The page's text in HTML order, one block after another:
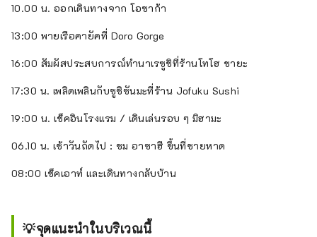
10.00 น. ออกเดินทางจาก โอซาก้า
13:00 พายเรือคายัคที่ Doro Gorge
16:00 สัมผัสประสบการณ์ทำนาเรซูชิที่ร้านโทโฮ ชายะ
17:30 น. เพลิดเพลินกับซูชิซันมะที่ร้าน Jofuku Sushi
19:00 น. เช็คอินโรงแรม / เดินเล่นรอบ ๆ มิฮามะ
06.10 น. เช้าวันถัดไป : ชม อาซาฮี ขึ้นที่ชายหาด
08:00 เช็คเอาท์ และเดินทางกลับบ้าน
💡จุดแนะนำในบริเวณนี้